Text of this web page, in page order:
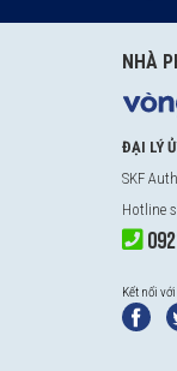
NHÀ
ĐẠI LÝ
SKF
Hotline
Kết nối